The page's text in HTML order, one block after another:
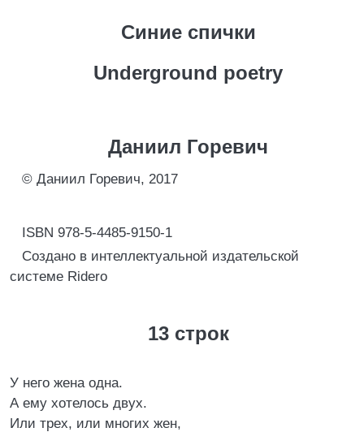
Синие спички
Underground poetry
Даниил Горевич
© Даниил Горевич, 2017
ISBN 978-5-4485-9150-1
Создано в интеллектуальной издательской
системе Ridero
13 строк
У него жена одна.
А ему хотелось двух.
Или трех, или многих жен,